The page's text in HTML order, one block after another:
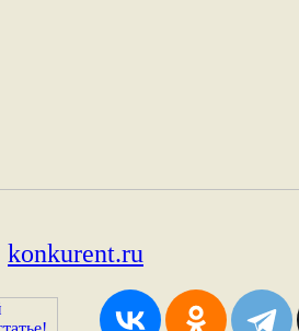
konkurent.ru